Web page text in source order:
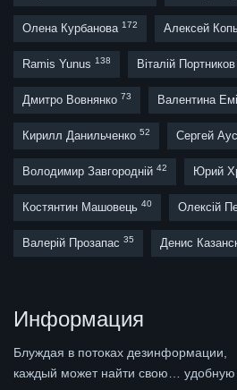
Олена Курбанова 172 Алексей
Ramis Yunus 138 Віталій Портников
Дмитро Вовнянко 73 Валентина
Кирилл Данильченко 52 Сергей
Володимир Завгородній 42 Юрий
Костянтин Машовець 40 Олексій
Валерій Прозапас 35 Денис
Информация
Блуждая в потоках дезинформации,
каждый может найти свою… удобную